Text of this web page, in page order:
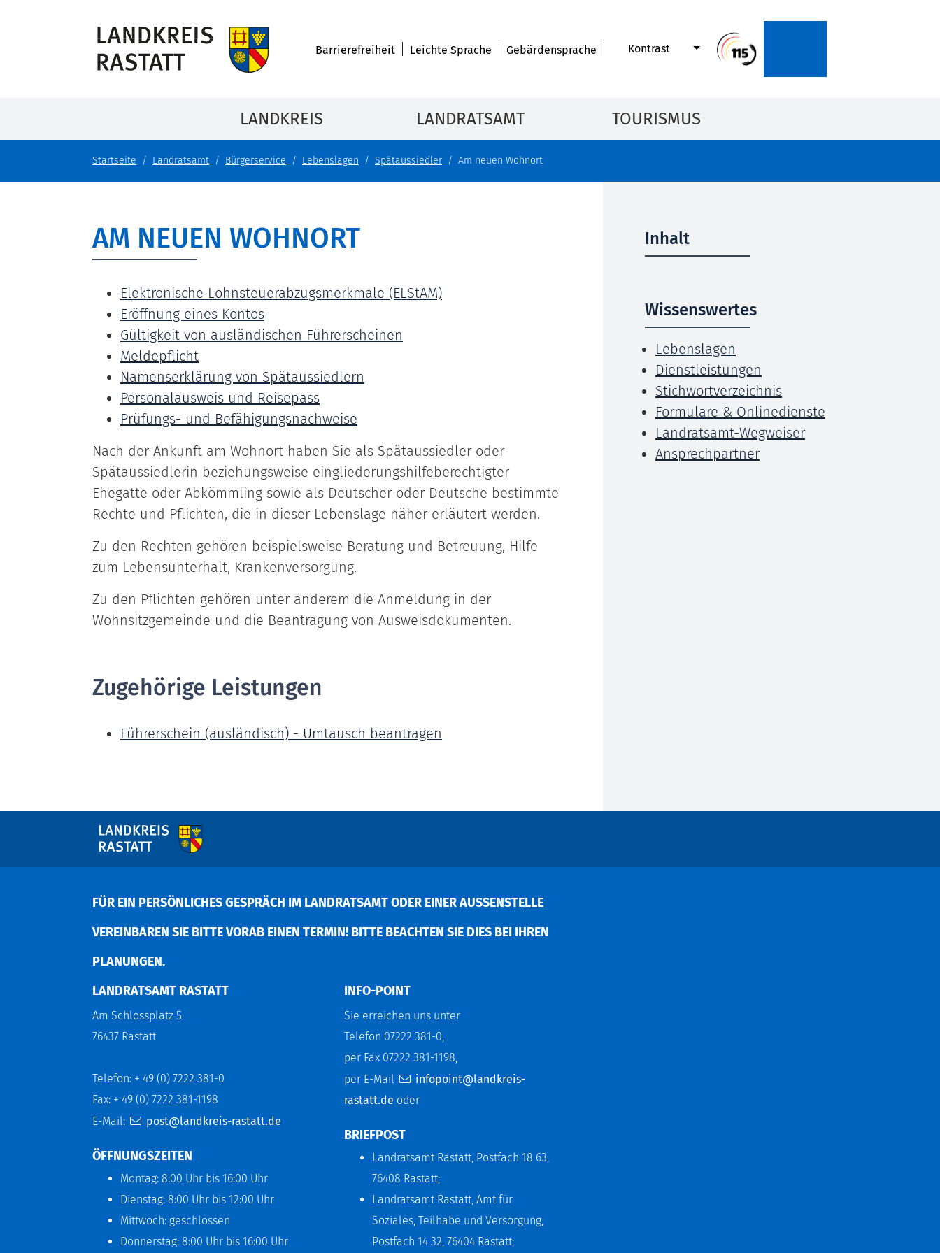
Barrierefreiheit Leichte Sprache Gebärdensprache Kontrast
LANDKREIS LANDRATSAMT TOURISMUS
Startseite Landratsamt Bürgerservice Lebenslagen Spätaussiedler Am neuen Wohnort
AM NEUEN WOHNORT
Elektronische Lohnsteuerabzugsmerkmale (ELStAM)
Eröffnung eines Kontos
Gültigkeit von ausländischen Führerscheinen
Meldepflicht
Namenserklärung von Spätaussiedlern
Personalausweis und Reisepass
Prüfungs- und Befähigungsnachweise
Nach der Ankunft am Wohnort haben Sie als Spätaussiedler oder
Spätaussiedlerin beziehungsweise eingliederungshilfeberechtigter
Ehegatte oder Abkömmling sowie als Deutscher oder Deutsche bestimmte
Rechte und Pflichten, die in dieser Lebenslage näher erläutert werden.
Zu den Rechten gehören beispielsweise Beratung und Betreuung, Hilfe
zum Lebensunterhalt, Krankenversorgung.
Zu den Pflichten gehören unter anderem die Anmeldung in der
Wohnsitzgemeinde und die Beantragung von Ausweisdokumenten.
Zugehörige Leistungen
Führerschein (ausländisch) - Umtausch beantragen
Inhalt
Wissenswertes
Lebenslagen
Dienstleistungen
Stichwortverzeichnis
Formulare & Onlinedienste
Landratsamt-Wegweiser
Ansprechpartner
FÜR EIN PERSÖNLICHES GESPRÄCH IM LANDRATSAMT ODER EINER AUSSENSTELLE V
EREINBAREN SIE BITTE VORAB EINEN TERMIN! BITTE BEACHTEN SIE DIES BEI IHREN P
LANUNGEN.
LANDRATSAMT RASTATT
Am Schlossplatz 5
76437 Rastatt
Telefon: + 49 (0) 7222 381-0
Fax: + 49 (0) 7222 381-1198
E-Mail:
post@landkreis-rastatt.de
ÖFFNUNGSZEITEN
Montag: 8:00 Uhr bis 16:00 Uhr
Dienstag: 8:00 Uhr bis 12:00 Uhr
Mittwoch: geschlossen
Donnerstag: 8:00 Uhr bis 16:00 Uhr
INFO-POINT
Sie erreichen uns unter
Telefon 07222 381-0,
per Fax 07222 381-1198,
per E-Mail
infopoint@landkreis-
rastatt.de oder
BRIEFPOST
Landratsamt Rastatt, Postfach 18 63,
76408 Rastatt;
Landratsamt Rastatt, Amt für
Soziales, Teilhabe und Versorgung,
Postfach 14 32, 76404 Rastatt;